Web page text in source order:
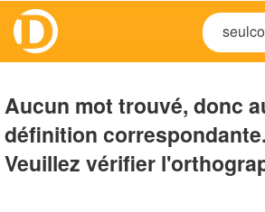
Aucun mot trouvé, donc
définition correspondante.
Veuillez vérifier